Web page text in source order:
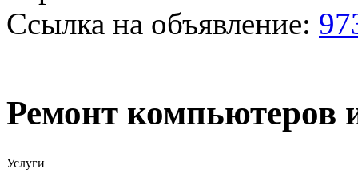
Ссылка на объявление:
Ремонт компьютеров
Услуги